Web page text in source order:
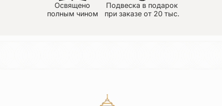
Освящено
полным чином
Подвеска в подарок
при заказе от 20 тыс.